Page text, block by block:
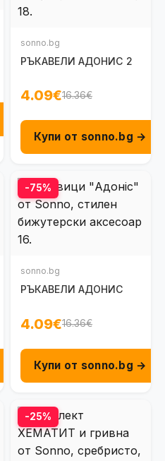
sonno.bg
РЪКАВЕЛИ АДОНИС 2
4.09€16.36€
Купи от sonno.bg →
-75%
sonno.bg
РЪКАВЕЛИ АДОНИС
4.09€16.36€
Купи от sonno.bg →
-25%